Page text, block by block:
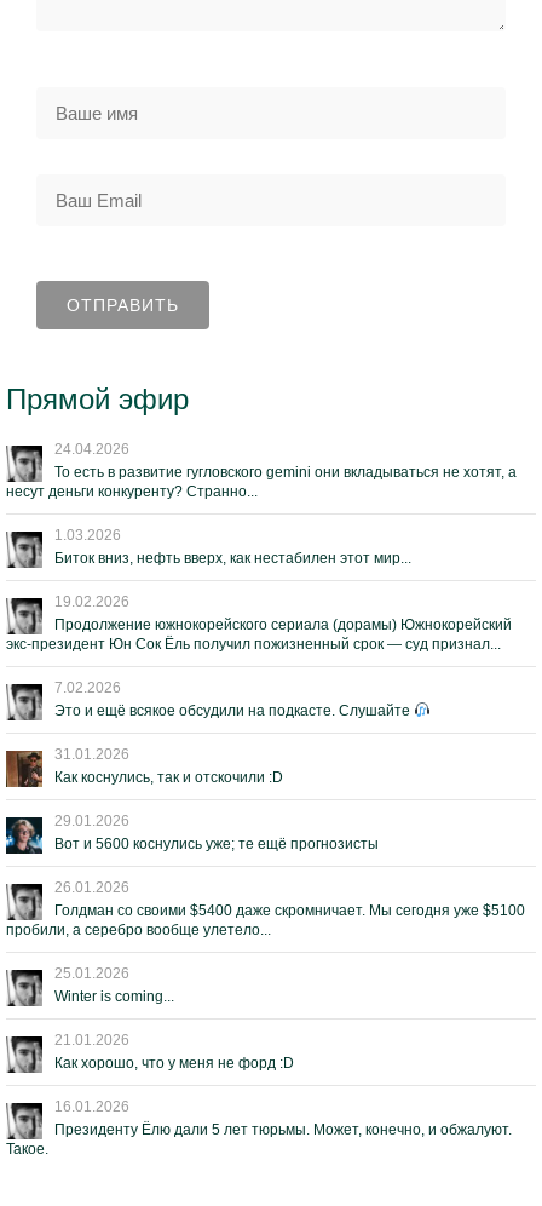
Прямой эфир
24.04.2026
То есть в развитие гугловского gemini они вкладываться не хотят, а
несут деньги конкуренту? Странно...
1.03.2026
Биток вниз, нефть вверх, как нестабилен этот мир...
19.02.2026
Продолжение южнокорейского сериала (дорамы) Южнокорейский
экс-президент Юн Сок Ёль получил пожизненный срок — суд признал...
7.02.2026
Это и ещё всякое обсудили на подкасте. Слушайте
31.01.2026
Как коснулись, так и отскочили :D
29.01.2026
Вот и 5600 коснулись уже; те ещё прогнозисты
26.01.2026
Голдман со своими $5400 даже скромничает. Мы сегодня уже $5100
пробили, а серебро вообще улетело...
25.01.2026
Winter is coming...
21.01.2026
Как хорошо, что у меня не форд :D
16.01.2026
Президенту Ёлю дали 5 лет тюрьмы. Может, конечно, и обжалуют.
Такое.